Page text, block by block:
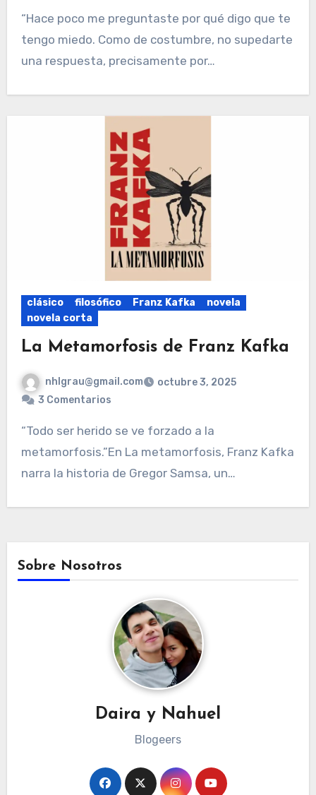
“Hace poco me preguntaste por qué digo que te
tengo miedo. Como de costumbre, no supedarte
una respuesta, precisamente por…
clásico filosófico Franz Kafka
novela
novela corta
La Metamorfosis de Franz Kafka
nhlgrau@gmail.com
octubre 3, 2025
3 Comentarios
“Todo ser herido se ve forzado a la
metamorfosis.”En La metamorfosis, Franz Kafka
narra la historia de Gregor Samsa, un…
Sobre Nosotros
Daira y Nahuel
Blogeers